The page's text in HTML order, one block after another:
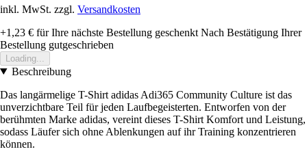
inkl. MwSt. zzgl. Versandkosten
+1,23 € für Ihre nächste Bestellung geschenkt Nach Bestätigung Ihrer
Bestellung gutgeschrieben
Loading...
Beschreibung
Das langärmelige T-Shirt adidas Adi365 Community Culture ist das
unverzichtbare Teil für jeden Laufbegeisterten. Entworfen von der
berühmten Marke adidas, vereint dieses T-Shirt Komfort und Leistung,
sodass Läufer sich ohne Ablenkungen auf ihr Training konzentrieren
können.